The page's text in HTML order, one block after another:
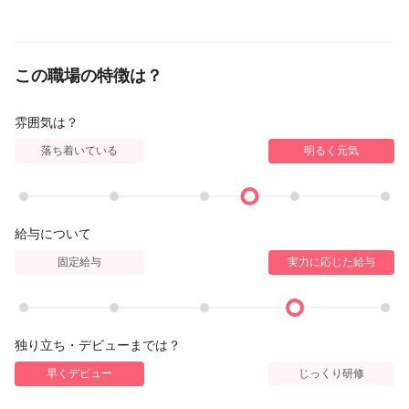
この職場の特徴は？
雰囲気は？
落ち着いている 明るく元気
給与について
固定給与 実力に応じた給与
独り立ち・デビューまでは？
早くデビュー じっくり研修